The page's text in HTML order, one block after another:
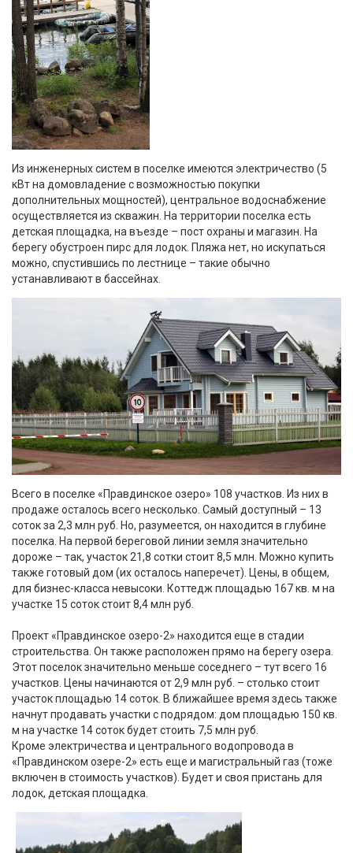
Из инженерных систем в поселке имеются электричество (5
кВт на домовладение с возможностью покупки
дополнительных мощностей), центральное водоснабжение
осуществляется из скважин. На территории поселка есть
детская площадка, на въезде – пост охраны и магазин. На
берегу обустроен пирс для лодок. Пляжа нет, но искупаться
можно, спустившись по лестнице – такие обычно
устанавливают в бассейнах.
Всего в поселке «Правдинское озеро» 108 участков. Из них в
продаже осталось всего несколько. Самый доступный – 13
соток за 2,3 млн руб. Но, разумеется, он находится в глубине
поселка. На первой береговой линии земля значительно
дороже – так, участок 21,8 сотки стоит 8,5 млн. Можно купить
также готовый дом (их осталось наперечет). Цены, в общем,
для бизнес-класса невысоки. Коттедж площадью 167 кв. м на
участке 15 соток стоит 8,4 млн руб.
Проект «Правдинское озеро-2» находится еще в стадии
строительства. Он также расположен прямо на берегу озера.
Этот поселок значительно меньше соседнего – тут всего 16
участков. Цены начинаются от 2,9 млн руб. – столько стоит
участок площадью 14 соток. В ближайшее время здесь также
начнут продавать участки с подрядом: дом площадью 150 кв.
м на участке 14 соток будет стоить 7,5 млн руб.
Кроме электричества и центрального водопровода в
«Правдинском озере-2» есть еще и магистральный газ (тоже
включен в стоимость участков). Будет и своя пристань для
лодок, детская площадка.